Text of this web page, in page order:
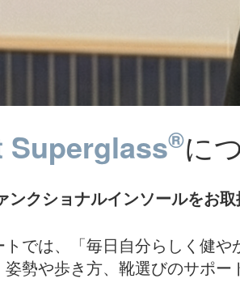
®に
ンクショナルインソールをお
トでは、「毎日自分らしく健
勢や歩き方、靴選びのサポ